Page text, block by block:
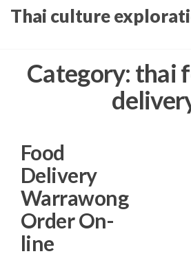
Skip
content
Thai culture
Category: thai
Food
Delivery
Warrawong
Order On-
line